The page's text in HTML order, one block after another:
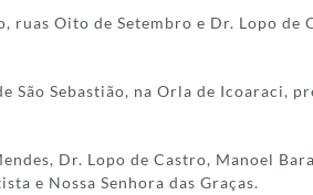
ruas Oito de Setembro e Dr. Lopo de
São Sebastião, na Orla de Icoaraci,
Dr. Lopo de Castro, Manoel
e Nossa Senhora das Graças.